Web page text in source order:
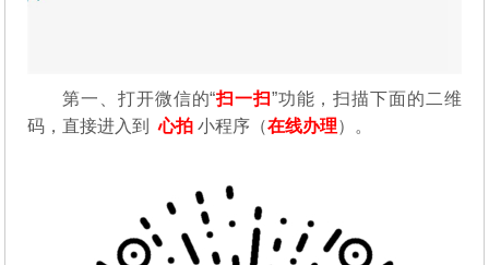
第一、打开微信的“扫一扫”功能，扫描下面的二维
码，直接进入到心拍 小程序（在线办理）。